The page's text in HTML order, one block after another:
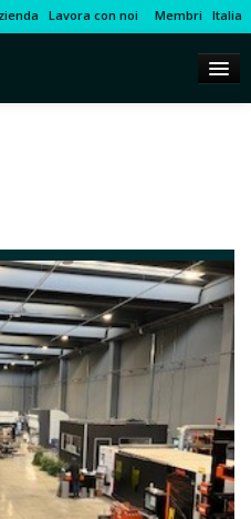
Lavora con noi Membri Italia